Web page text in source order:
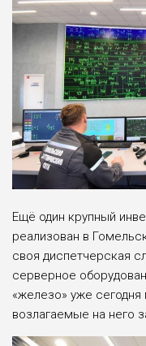
Ещё один крупный
реализован в
своя диспетчерская
серверное
«железо» уже
возлагаемые на него